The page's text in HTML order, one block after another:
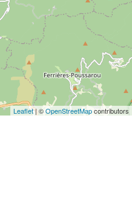
Leaflet| ©OpenStreetMapcontributors